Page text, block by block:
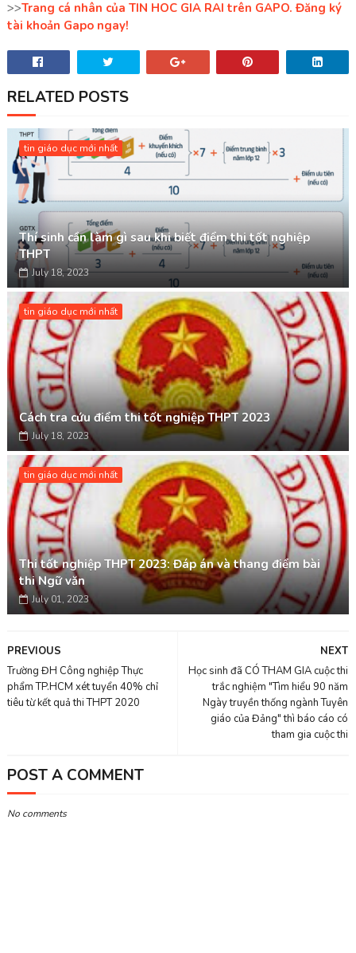
>>Trang cá nhân của TIN HOC GIA RAI trên GAPO. Đăng ký
tài khoản Gapo ngay!
RELATED POSTS
tin giáo dục mới nhất
Thí sinh cần làm gì sau khi biết điểm thi tốt nghiệp
THPT
July 18, 2023
tin giáo dục mới nhất
Cách tra cứu điểm thi tốt nghiệp THPT 2023
July 18, 2023
tin giáo dục mới nhất
Thi tốt nghiệp THPT 2023: Đáp án và thang điểm bài
thi Ngữ văn
July 01, 2023
NEXT
Học sinh đã CÓ THAM GIA cuộc thi
trắc nghiệm "Tìm hiểu 90 năm
Ngày truyền thống ngành Tuyên
giáo của Đảng" thì báo cáo có
tham gia cuộc thi
PREVIOUS
Trường ĐH Công nghiệp Thực
phẩm TP.HCM xét tuyển 40% chỉ
tiêu từ kết quả thi THPT 2020
POST A COMMENT
No comments